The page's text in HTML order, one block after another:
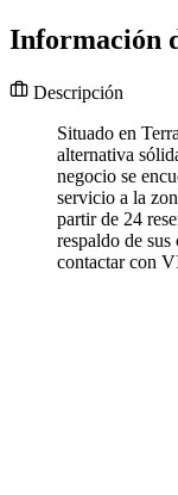
Información
Descripción
Situado en
alternativa
negocio se
servicio a la
partir de 24
respaldo de sus
contactar con